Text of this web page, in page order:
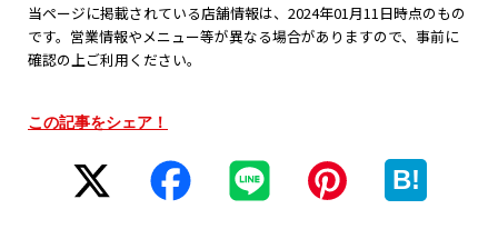
当ページに掲載されている店舗情報は、2024年01月11日時点のもの
です。営業情報やメニュー等が異なる場合がありますので、事前に
確認の上ご利用ください。
この記事をシェア！
B!